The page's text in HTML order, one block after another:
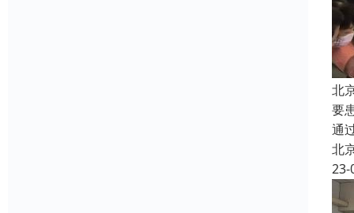
北
要
通
北
23-